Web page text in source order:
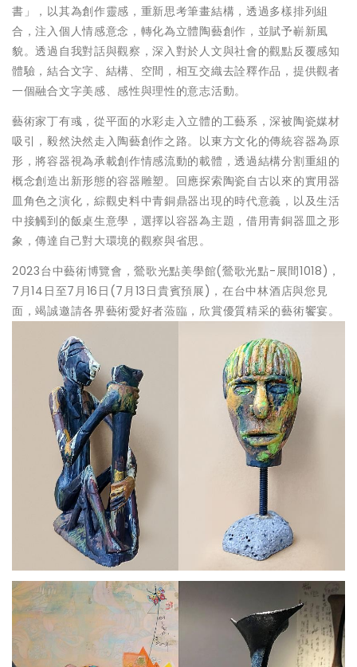
書」，以其為創作靈感，重新思考筆畫結構，透過多樣排列組
合，注入個人情感意念，轉化為立體陶藝創作，並賦予嶄新風
貌。透過自我對話與觀察，深入對於人文與社會的觀點反覆感知
體驗，結合文字、結構、空間，相互交織去詮釋作品，提供觀者
一個融合文字美感、感性與理性的意志活動。
藝術家丁有彧，從平面的水彩走入立體的工藝系，深被陶瓷媒材
吸引，毅然決然走入陶藝創作之路。以東方文化的傳統容器為原
形，將容器視為承載創作情感流動的載體，透過結構分割重組的
概念創造出新形態的容器雕塑。回應探索陶瓷自古以來的實用器
皿角色之演化，綜觀史料中青銅鼎器出現的時代意義，以及生活
中接觸到的飯桌生意學，選擇以容器為主題，借用青銅器皿之形
象，傳達自己對大環境的觀察與省思。
2023台中藝術博覽會，鶯歌光點美學館(鶯歌光點-展間1018)，
7月14日至7月16日(7月13日貴賓預展)，在台中林酒店與您見
面，竭誠邀請各界藝術愛好者蒞臨，欣賞優質精采的藝術饗宴。